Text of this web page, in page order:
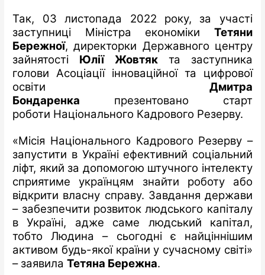
Так, 03 листопада 2022 року, за участі
заступниці Міністра економіки Тетяни
Бережної, директорки Державного центру
зайнятості Юлії Жовтякта заступника
голови Асоціації інноваційної та цифрової
освіти Дмитра
Бондаренка
презентовано старт
роботи Національного Кадрового Резерву.
«Місія Національного Кадрового Резерву –
запустити в Україні ефективний соціальний
ліфт, який за допомогою штучного інтелекту
сприятиме українцям знайти роботу або
відкрити власну справу. Завдання держави
– забезпечити розвиток людського капіталу
в Україні, адже саме людський капітал,
тобто Людина – сьогодні є найціннішим
активом будь-якої країни у сучасному світі»
– заявилаТетяна Бережна.